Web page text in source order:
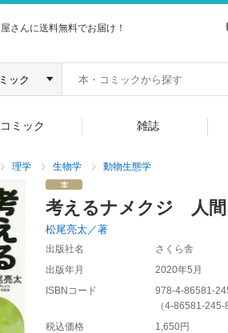
さんに送料無料でお届け！
コミック 雑誌
理学 生物学 動物生態学
考えるナメクジ 人間
松尾亮太／著
出版社名
さくら舎
出版年月
2020年5月
ISBNコード
978-4-86581-
（4-86581-245-
税込価格
1,650円